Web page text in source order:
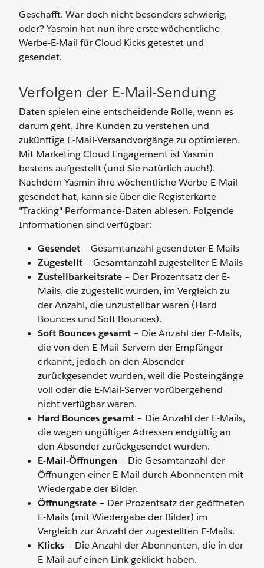
Geschafft. War doch nicht besonders schwierig,
oder? Yasmin hat nun ihre erste wöchentliche
Werbe-E-Mail für Cloud Kicks getestet und
gesendet.
Verfolgen der E-Mail-Sendung
Daten spielen eine entscheidende Rolle, wenn es
darum geht, Ihre Kunden zu verstehen und
zukünftige E-Mail-Versandvorgänge zu optimieren.
Mit Marketing Cloud Engagement ist Yasmin
bestens aufgestellt (und Sie natürlich auch!).
Nachdem Yasmin ihre wöchentliche Werbe-E-Mail
gesendet hat, kann sie über die Registerkarte
"Tracking" Performance-Daten ablesen. Folgende
Informationen sind verfügbar:
Gesendet – Gesamtanzahl gesendeter E-Mails
Zugestellt – Gesamtanzahl zugestellter E-Mails
Zustellbarkeitsrate – Der Prozentsatz der E-
Mails, die zugestellt wurden, im Vergleich zu
der Anzahl, die unzustellbar waren (Hard
Bounces und Soft Bounces).
Soft Bounces gesamt – Die Anzahl der E-Mails,
die von den E-Mail-Servern der Empfänger
erkannt, jedoch an den Absender
zurückgesendet wurden, weil die Posteingänge
voll oder die E-Mail-Server vorübergehend
nicht verfügbar waren.
Hard Bounces gesamt – Die Anzahl der E-Mails,
die wegen ungültiger Adressen endgültig an
den Absender zurückgesendet wurden.
E-Mail-Öffnungen – Die Gesamtanzahl der
Öffnungen einer E-Mail durch Abonnenten mit
Wiedergabe der Bilder.
Öffnungsrate – Der Prozentsatz der geöffneten
E-Mails (mit Wiedergabe der Bilder) im
Vergleich zur Anzahl der zugestellten E-Mails.
Klicks – Die Anzahl der Abonnenten, die in der
E-Mail auf einen Link geklickt haben.